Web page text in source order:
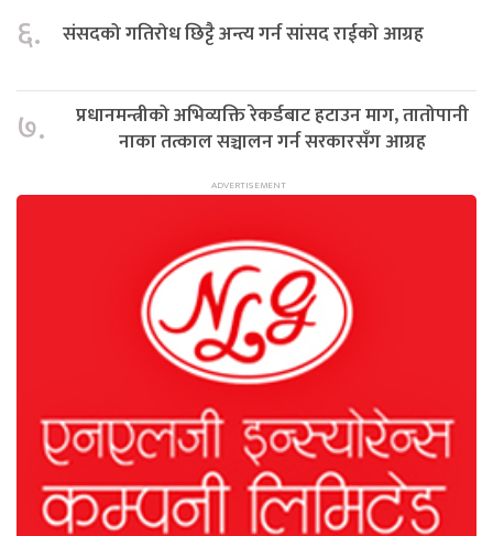
६. संसदको गतिरोध छिट्टै अन्त्य गर्न सांसद राईको आग्रह
७.
प्रधानमन्त्रीको अभिव्यक्ति रेकर्डबाट हटाउन माग, तातोपानी
नाका तत्काल सञ्चालन गर्न सरकारसँग आग्रह